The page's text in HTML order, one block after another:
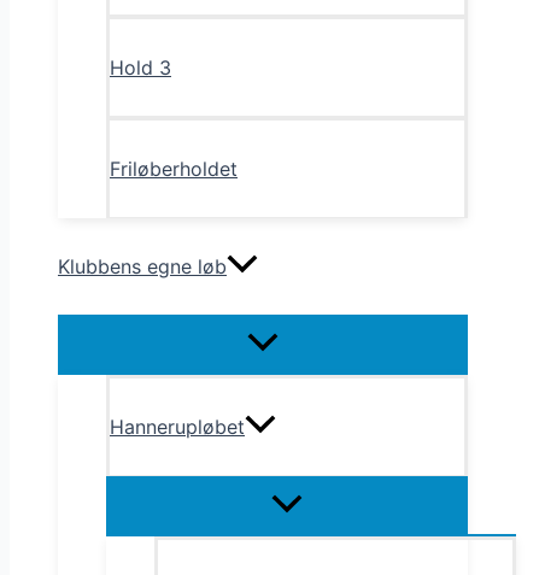
Hold 3
Friløberholdet
Klubbens egne løb
Menu
Hannerupløbet
Menu